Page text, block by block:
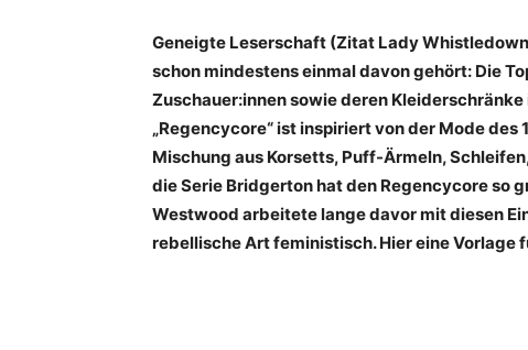
Geneigte Leserschaft (Zitat Lady
schon mindestens einmal davon gehört: Die
Zuschauer:innen sowie deren
„Regencycore“ ist inspiriert von der Mode
Mischung aus Korsetts, Puff-Ärmeln,
die Serie Bridgerton hat den Regencycore so
Westwood arbeitete lange davor mit diesen
rebellische Art feministisch. Hier eine Vorlage